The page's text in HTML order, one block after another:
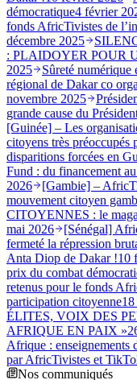
démocratique4 février
fonds AfricTivistes de
décembre 2025
: PLAIDOYER POUR
2025
Sûreté numérique
régional de Dakar co
novembre 2025
grande cause du
[Guinée] – Les
citoyens très préoccupés
disparitions forcées en
Fund : du financement
2026
[Gambie] –
mouvement citoyen
CITOYENNES : le
mai 2026
[Sénégal]
fermeté la répression
Anta Diop de Dakar !10
prix du combat
retenus pour le fonds
participation citoyenne
ÉLITES, VOIX DES
AFRIQUE EN PAIX »
Afrique : enseignements
par AfricTivistes et
Nos communiqués